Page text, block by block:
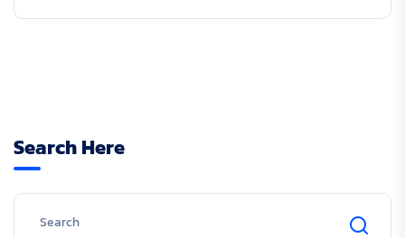
Search Here